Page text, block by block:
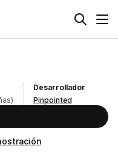
Desarrollador
Pinpointed